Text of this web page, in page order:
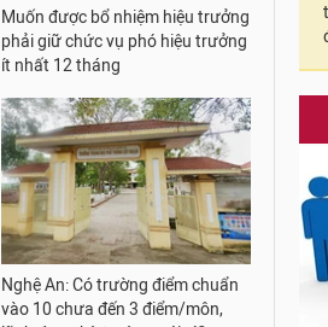
Muốn được bổ nhiệm hiệu trưởng
phải giữ chức vụ phó hiệu trưởng
ít nhất 12 tháng
Nghệ An: Có trường điểm chuẩn
vào 10 chưa đến 3 điểm/môn,